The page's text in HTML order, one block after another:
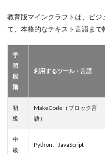
教育版マインクラフトは、ビ
て、本格的なテキスト言語まで
学
習
段
階
利用するツール・言語
初
級
MakeCode（ブロック言
語）
中
級
Python、JavaScript